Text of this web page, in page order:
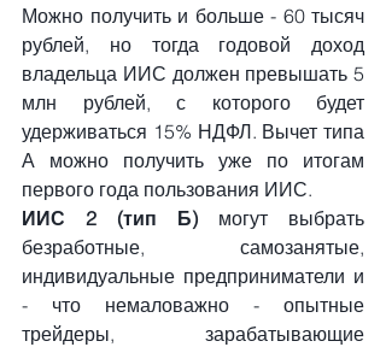
Можно получить и больше - 60 тысяч
рублей, но тогда годовой доход
владельца ИИС должен превышать 5
млн рублей, с которого будет
удерживаться 15% НДФЛ. Вычет типа
А можно получить уже по итогам
первого года пользования ИИС.
ИИС 2 (тип Б) могут выбрать
безработные, самозанятые,
индивидуальные предприниматели и
- что немаловажно - опытные
трейдеры, зарабатывающие